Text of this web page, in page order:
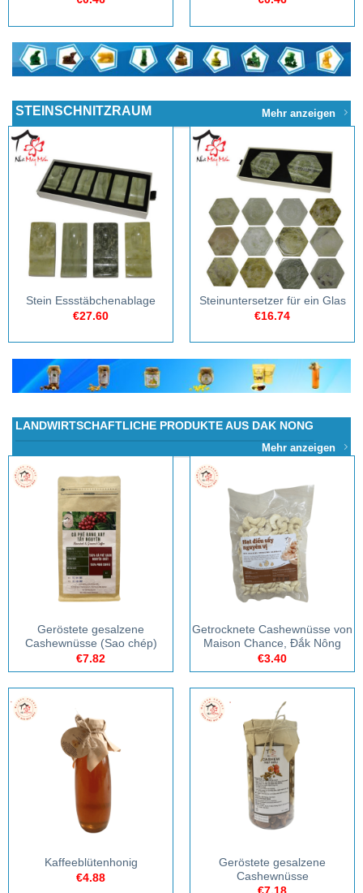
STEINSCHNITZRAUM Mehr anzeigen
Stein Essstäbchenablage
€27.60
Steinuntersetzer für ein Glas
€16.74
LANDWIRTSCHAFTLICHE PRODUKTE AUS DAK NONG
Mehr anzeigen
Geröstete gesalzene
Cashewnüsse (Sao chép)
€7.82
Getrocknete Cashewnüsse von
Maison Chance, Đắk Nông
€3.40
Kaffeeblütenhonig
€4.88
Geröstete gesalzene
Cashewnüsse